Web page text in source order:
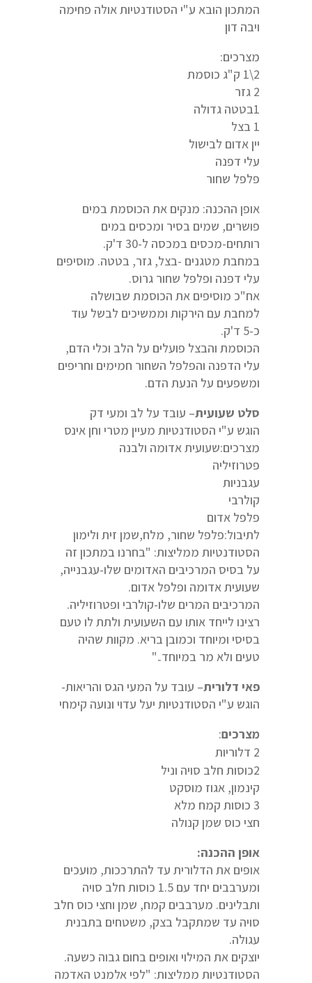
המתכון הובא ע"י הסטודנטיות אולה פחימה
ויבה דון
מצרכים:
2\1 ק"ג כוסמת
2 גזר
1בטטה גדולה
1 בצל
יין אדום לבישול
עלי דפנה
פלפל שחור
אופן ההכנה: מנקים את הכוסמת במים
פושרים, שמים בסיר ומכסים במים
רותחים-מכסים במכסה ל-30 ד'ק.
במחבת מטגנים -בצל, גזר, בטטה. מוסיפים
עלי דפנה ופלפל שחור גרוס.
אח"כ מוסיפים את הכוסמת שבושלה
למחבת עם הירקות וממשיכים לבשל עוד
כ-5 ד'ק.
הכוסמת והבצל פועלים על הלב וכלי הדם,
עלי הדפנה והפלפל השחור חמימים וחריפים
ומשפעים על הנעת הדם.
סלט שעועית– עובד על לב ומעי דק
הוגש ע"י הסטודנטיות מעיין מטרי וחן אינס
מצרכים:שעועית אדומה ולבנה
פטרוזיליה
עגבניות
קולרבי
פלפל אדום
לתיבול:פלפל שחור, מלח,שמן זית ולימון
הסטודנטיות ממליצות: "בחרנו במתכון זה
על בסיס המרכיבים האדומים שלו-עגבנייה,
שעועית אדומה ופלפל אדום.
המרכיבים המרים שלו-קולרבי ופטרוזיליה.
רצינו לייחד אותו עם השעועית ולתת לו טעם
בסיסי ומיוחד וכמובן בריא. מקוות שהיה
טעים ולא מר במיוחד.."
פאי דלורית– עובד על המעי הגס והריאות-
הוגש ע"י הסטודנטיות יעל עדוי ונועה קימחי
מצרכים:
2 דלוריות
2כוסות חלב סויה וניל
קינמון, אגוז מוסקט
3 כוסות קמח מלא
חצי כוס שמן קנולה
אופן ההכנה:
אופים את הדלורית עד להתרככות, מועכים
ומערבבים יחד עם 1.5 כוסות חלב סויה
ותבלינים. מערבבים קמח, שמן וחצי כוס חלב
סויה עד שמתקבל בצק, משטחים בתבנית
עגולה.
יוצקים את המילוי ואופים בחום גבוה כשעה.
הסטודנטיות ממליצות: "לפי אלמנט האדמה